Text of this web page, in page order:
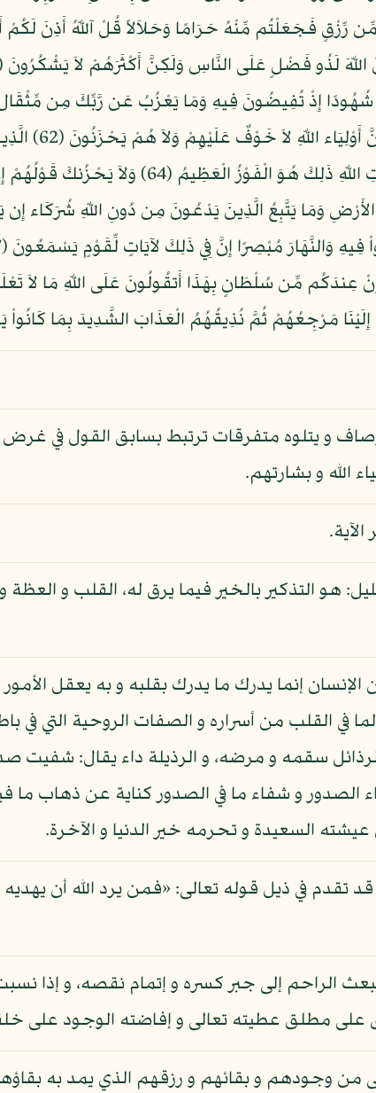
مَّا أَنزَلَ اللّهُ لَكُم مِّن رِّزْقٍ فَجَعَلْتُم مِّنْهُ حَرَامًا وَحَلاَلاً قُلْ آللّهُ أَذِنَ
إِذْ تُفِيضُونَ فِيهِ وَمَا يَعْزُبُ عَن رَّبِّكَ مِن
وَلاَ فِي السَّمَاء وَلاَ أَصْغَرَ مِن ذَلِكَ
يَتَّقُونَ (63) لَهُمُ الْبُشْرَى فِي الْحَياةِ الدُّنْيَا وَفِي الآخِرَةِ لاَ تَبْدِيلَ لِكَلِمَاتِ اللّهِ ذَلِكَ هُوَ
وَمَن فِي الأَرْضِ وَمَا يَتَّبِعُ الَّذِينَ يَدْعُونَ مِن دُونِ اللّهِ شُرَكَاء
و يتلوه متفرقات ترتبط بسابق القول في غرض
و بشارتهم.
هو التذكير بالخير فيما يرق له، القلب و العظة
إنما يدرك ما يدرك بقلبه و به يعقل
في القلب من أسراره و الصفات الروحية التي في
سقمه و مرضه، و الرذيلة داء يقال: شفيت
و شفاء ما في الصدور كناية عن ذهاب ما
السعيدة و تحرمه خير الدنيا و الآخرة.
تقدم في ذيل قوله تعالى: «فمن يرد الله أن
الراحم إلى جبر كسره و إتمام نقصه، و إذا نسبت
على مطلق عطيته تعالى و إفاضته الوجود على
وجودهم و بقائهم و رزقهم الذي يمد به